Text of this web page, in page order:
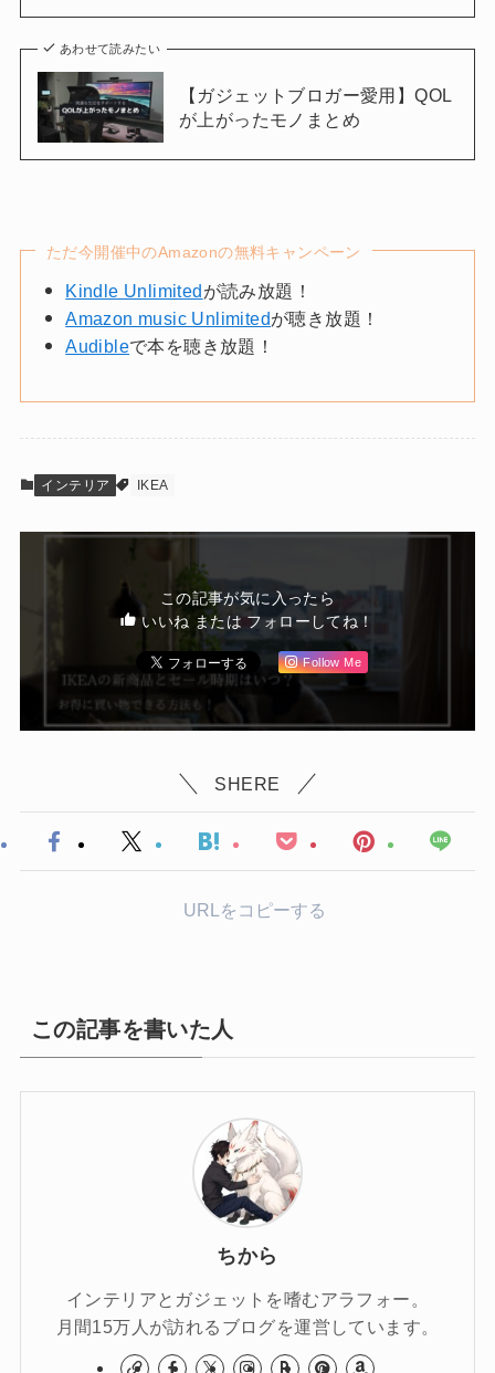
あわせて読みたい
【ガジェットブロガー愛用】QOL
が上がったモノまとめ
ただ今開催中のAmazonの無料キャンペーン
Kindle Unlimitedが読み放題！
Amazon music Unlimitedが聴き放題！
Audibleで本を聴き放題！
インテリア IKEA
この記事が気に入ったら
いいね または フォローしてね！
Follow Me
SHERE
URLをコピーする
この記事を書いた人
ちから
インテリアとガジェットを嗜むアラフォー。
月間15万人が訪れるブログを運営しています。